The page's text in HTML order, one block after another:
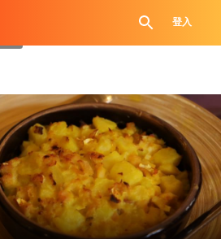
登入